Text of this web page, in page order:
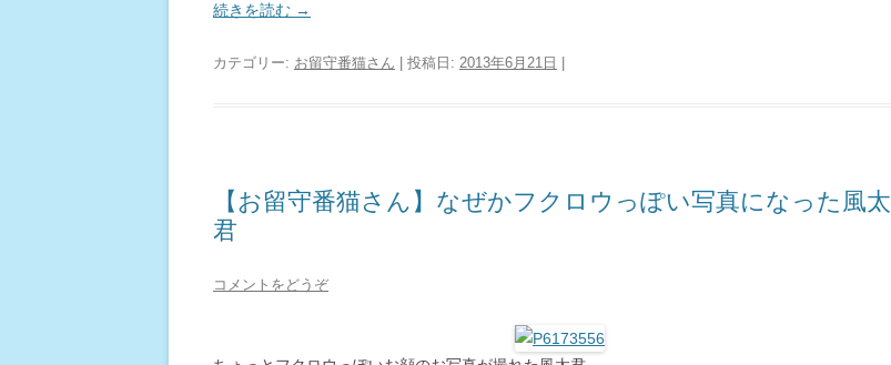
続きを読む →
カテゴリー: お留守番猫さん | 投稿日: 2013年6月21日
【お留守番猫さん】なぜかフクロウっぽい写真になった風太
君
コメントをどうぞ